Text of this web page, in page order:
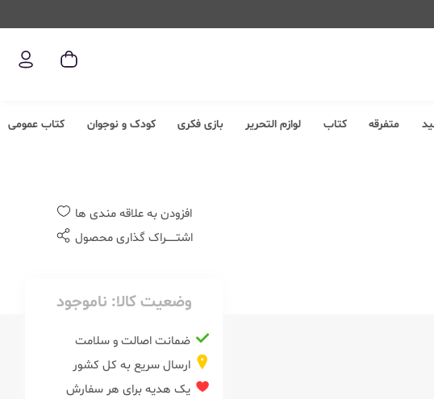
متفرقه کتاب لوازم التحریر بازی فکری کودک و نوجوان کتاب عمومی
افزودن به علاقه مندی ها
اشتــــــراک گذاری محصول
وضعیت کالا: ناموجود
ضمانت اصالت و سلامت
ارسال سریع به کل کشور
یک هدیه برای هر سفارش